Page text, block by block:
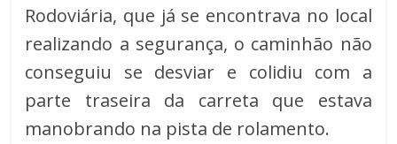
Rodoviária, que já se encontrava no local
realizando a segurança, o caminhão não
conseguiu se desviar e colidiu com a
parte traseira da carreta que estava
manobrando na pista de rolamento.